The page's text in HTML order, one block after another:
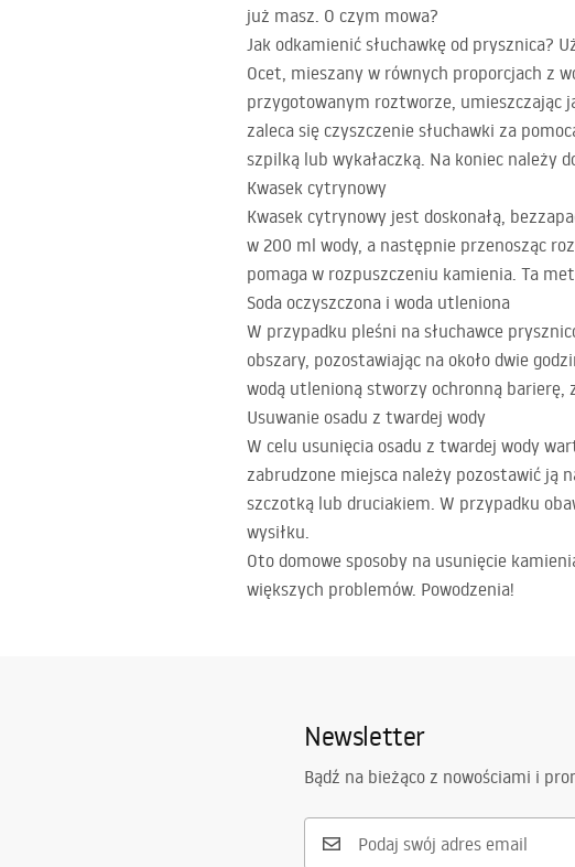
już masz. O czym mowa?
Jak odkamienić słuchawkę od prysznica?
Ocet, mieszany w równych proporcjach z
przygotowanym roztworze, umieszczając
zaleca się czyszczenie słuchawki za
szpilką lub wykałaczką. Na koniec należy
Kwasek cytrynowy
Kwasek cytrynowy jest doskonałą,
w 200 ml wody, a następnie przenosząc
pomaga w rozpuszczeniu kamienia. Ta
Soda oczyszczona i woda utleniona
W przypadku pleśni na słuchawce
obszary, pozostawiając na około dwie
wodą utlenioną stworzy ochronną barierę,
Usuwanie osadu z twardej wody
W celu usunięcia osadu z twardej wody
zabrudzone miejsca należy pozostawić ją
szczotką lub druciakiem. W przypadku
wysiłku.
Oto domowe sposoby na usunięcie
większych problemów. Powodzenia!
Newsletter
Bądź na bieżąco z nowościami i